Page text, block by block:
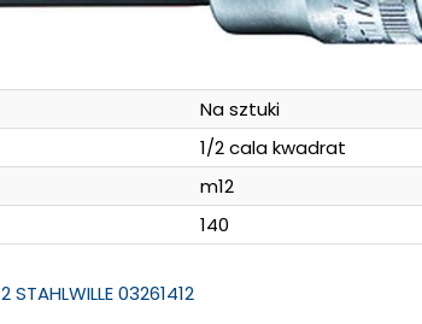
Na sztuki
1/2 cala kwadrat
m12
140
03261412